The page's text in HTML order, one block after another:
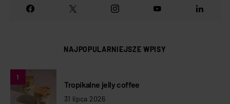
NAJPOPULARNIEJSZE WPISY
1
Tropikalne jelly coffee
31 lipca 2026